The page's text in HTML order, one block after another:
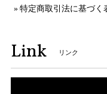
特定商取引法に基づく
Link リンク